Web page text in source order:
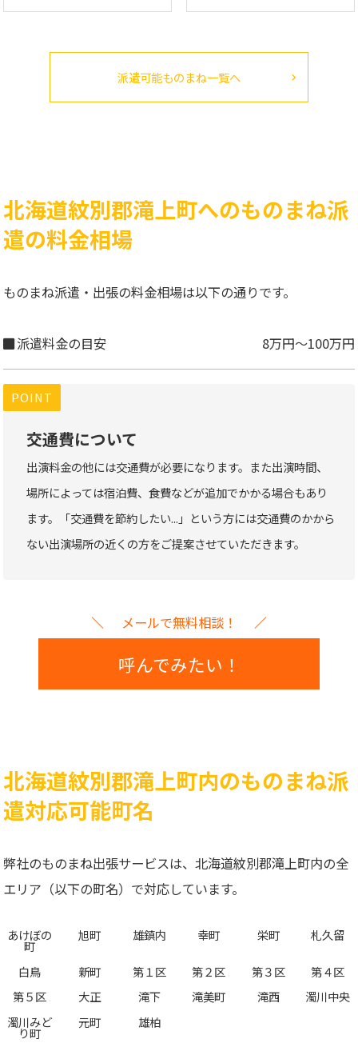
派遣可能ものまね一覧へ
北海道紋別郡滝上町へのものまね派
遣の料金相場
ものまね派遣・出張の料金相場は以下の通りです。
派遣料金の目安 8万円～100万円
POINT
交通費について
出演料金の他には交通費が必要になります。また出演時間、
場所によっては宿泊費、食費などが追加でかかる場合もあり
ます。「交通費を節約したい...」という方には交通費のかから
ない出演場所の近くの方をご提案させていただきます。
メールで無料相談！
呼んでみたい！
北海道紋別郡滝上町内のものまね派
遣対応可能町名
弊社のものまね出張サービスは、北海道紋別郡滝上町内の全
エリア（以下の町名）で対応しています。
あけぼの
町
旭町 雄鎮内 幸町 栄町 札久留
白鳥 新町 第１区 第２区 第３区
第４区
第５区
大正 滝下 滝美町 滝西
濁川中央
濁川みど
り町
元町 雄柏